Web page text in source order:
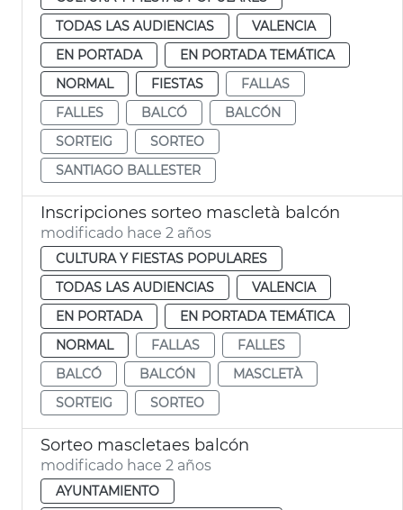
TODAS LAS AUDIENCIAS
VALENCIA
EN PORTADA
EN PORTADA TEMÁTICA
NORMAL
FIESTAS
FALLAS
FALLES
BALCÓ
BALCÓN
SORTEIG
SORTEO
SANTIAGO BALLESTER
Inscripciones sorteo mascletà balcón
modificado hace 2 años
CULTURA Y FIESTAS POPULARES
TODAS LAS AUDIENCIAS
VALENCIA
EN PORTADA
EN PORTADA TEMÁTICA
NORMAL
FALLAS
FALLES
BALCÓ
BALCÓN
MASCLETÀ
SORTEIG
SORTEO
Sorteo mascletaes balcón
modificado hace 2 años
AYUNTAMIENTO